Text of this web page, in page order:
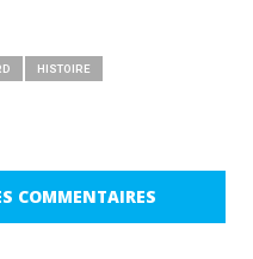
HISTOIRE
COMMENTAIRES